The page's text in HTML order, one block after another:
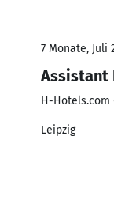
7 Monate, Juli
Assistant
H-
Leipzig